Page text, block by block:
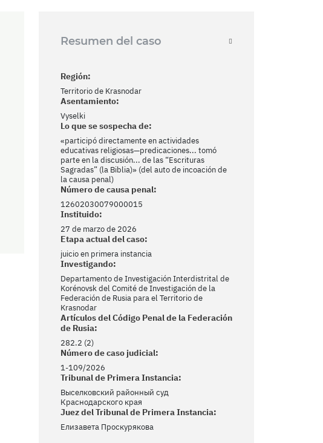
Resumen del caso
Región:
Territorio de Krasnodar
Asentamiento:
Vyselki
Lo que se sospecha de:
«participó directamente en actividades
educativas religiosas—predicaciones... tomó
parte en la discusión... de las “Escrituras
Sagradas” (la Biblia)» (del auto de incoación de
la causa penal)
Número de causa penal:
12602030079000015
Instituido:
27 de marzo de 2026
Etapa actual del caso:
juicio en primera instancia
Investigando:
Departamento de Investigación Interdistrital de
Korénovsk del Comité de Investigación de la
Federación de Rusia para el Territorio de
Krasnodar
Artículos del Código Penal de la Federación
de Rusia:
282.2 (2)
Número de caso judicial:
1-109/2026
Tribunal de Primera Instancia:
Выселковский районный суд
Краснодарского края
Juez del Tribunal de Primera Instancia:
Елизавета Проскурякова